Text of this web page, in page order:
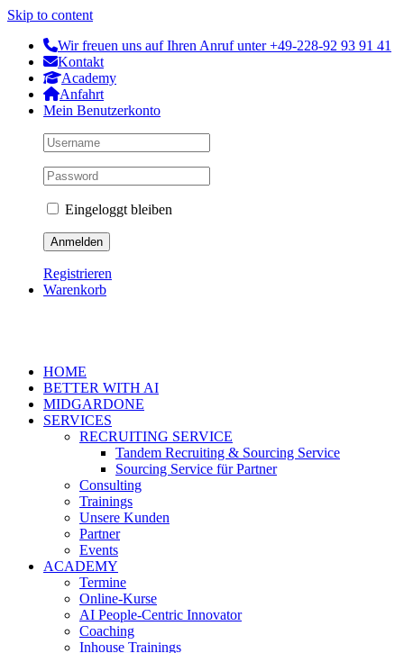
Skip to content
Wir freuen uns auf Ihren Anruf unter +49-228-92 93 91 41
Kontakt
Academy
Anfahrt
Mein Benutzerkonto
Eingeloggt bleiben
Registrieren
Warenkorb
HOME
BETTER WITH AI
MIDGARDONE
SERVICES
RECRUITING SERVICE
Tandem Recruiting & Sourcing Service
Sourcing Service für Partner
Consulting
Trainings
Unsere Kunden
Partner
Events
ACADEMY
Termine
Online-Kurse
AI People-Centric Innovator
Coaching
Inhouse Trainings